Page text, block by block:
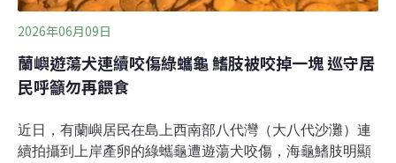
2026年06月09日
蘭嶼遊蕩犬連續咬傷綠蠵龜 鰭肢被咬掉一塊 巡守居
民呼籲勿再餵食
近日，有蘭嶼居民在島上西南部八代灣（大八代沙灘）連
續拍攝到上岸產卵的綠蠵龜遭遊蕩犬咬傷，海龜鰭肢明顯